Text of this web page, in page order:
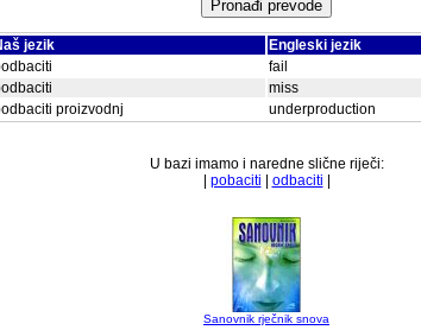
jezik
Engleski jezik
fail
miss
proizvodnj
underproduction
U bazi imamo i naredne slične riječi:
pobaciti odbaciti
Sanovnik rječnik snova